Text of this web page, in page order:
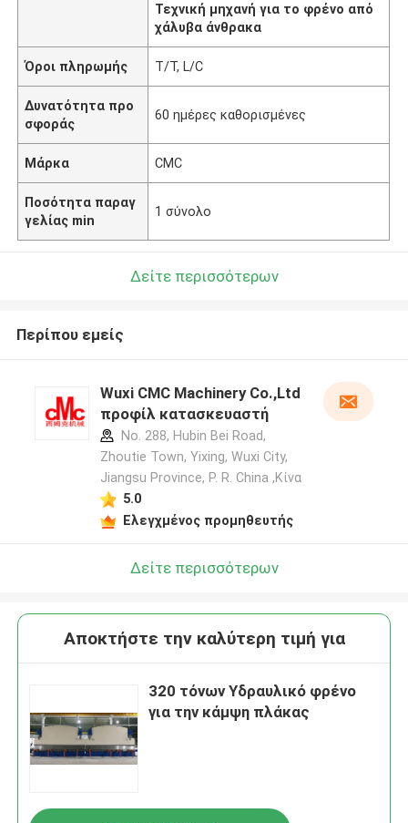
Τεχνική μηχανή για το φρένο από
χάλυβα άνθρακα
Όροι πληρωμής T/T, L/C
Δυνατότητα προ
σφοράς
60 ημέρες καθορισμένες
Μάρκα CMC
Ποσότητα παραγ
γελίας min
1 σύνολο
Δείτε περισσότερων
Περίπου εμείς
Wuxi CMC Machinery Co.,Ltd
προφίλ κατασκευαστή
No. 288, Hubin Bei Road,
Zhoutie Town, Yixing, Wuxi City,
Jiangsu Province, P. R. China ,Κίνα
5.0
Ελεγχμένος προμηθευτής
Δείτε περισσότερων
Αποκτήστε την καλύτερη τιμή για
320 τόνων Υδραυλικό φρένο
για την κάμψη πλάκας